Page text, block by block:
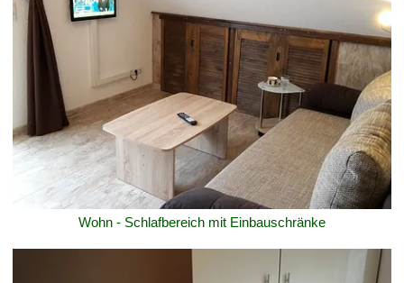
Wohn - Schlafbereich mit Einbauschränke